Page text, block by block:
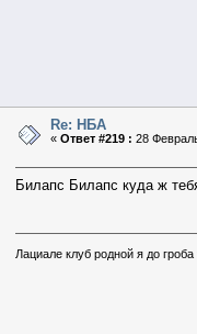
Re: НБА
«Ответ #219 : 28
Билапс Билапс куда ж
Лациале клуб родной я до гроба